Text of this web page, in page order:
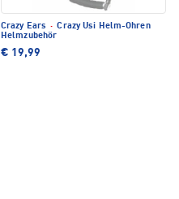
Crazy Ears · Crazy Usi Helm-Ohren
Helmzubehör
€ 19,99